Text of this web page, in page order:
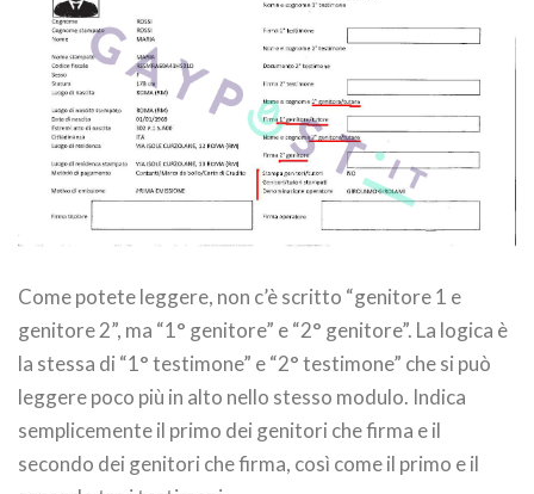
Come potete leggere, non c’è scritto “genitore 1 e
genitore 2”, ma “1° genitore” e “2° genitore”. La logica è
la stessa di “1° testimone” e “2° testimone” che si può
leggere poco più in alto nello stesso modulo. Indica
semplicemente il primo dei genitori che firma e il
secondo dei genitori che firma, così come il primo e il